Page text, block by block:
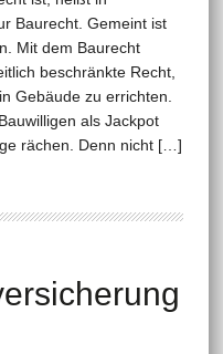
Baurecht. Gemeint ist
Mit dem Baurecht
beschränkte Recht,
Gebäude zu errichten.
als Jackpot
rächen. Denn nicht […]